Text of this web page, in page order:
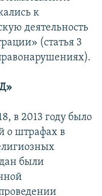
к
деятельность
(статья 3
в 2013 году было
о штрафах в
были